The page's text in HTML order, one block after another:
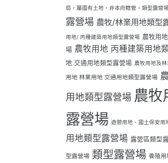
局，屬國有土地，非本府轄管。類型露營
露營場 農牧/林業用地類型
用地/ 丙種建築用地類型露營場 農牧用
場 農牧用地 丙種建築用地
地 交通用地類型露營場 農牧用地及
用地 林業用地 交通用地類型露營場
用地類型露營場 農牧
露營場 遊憩用地、國土保安用
用地類型露營場 露營區類型
型露營場 類型露營場 養殖